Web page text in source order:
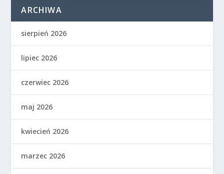
ARCHIWA
sierpień 2026
lipiec 2026
czerwiec 2026
maj 2026
kwiecień 2026
marzec 2026